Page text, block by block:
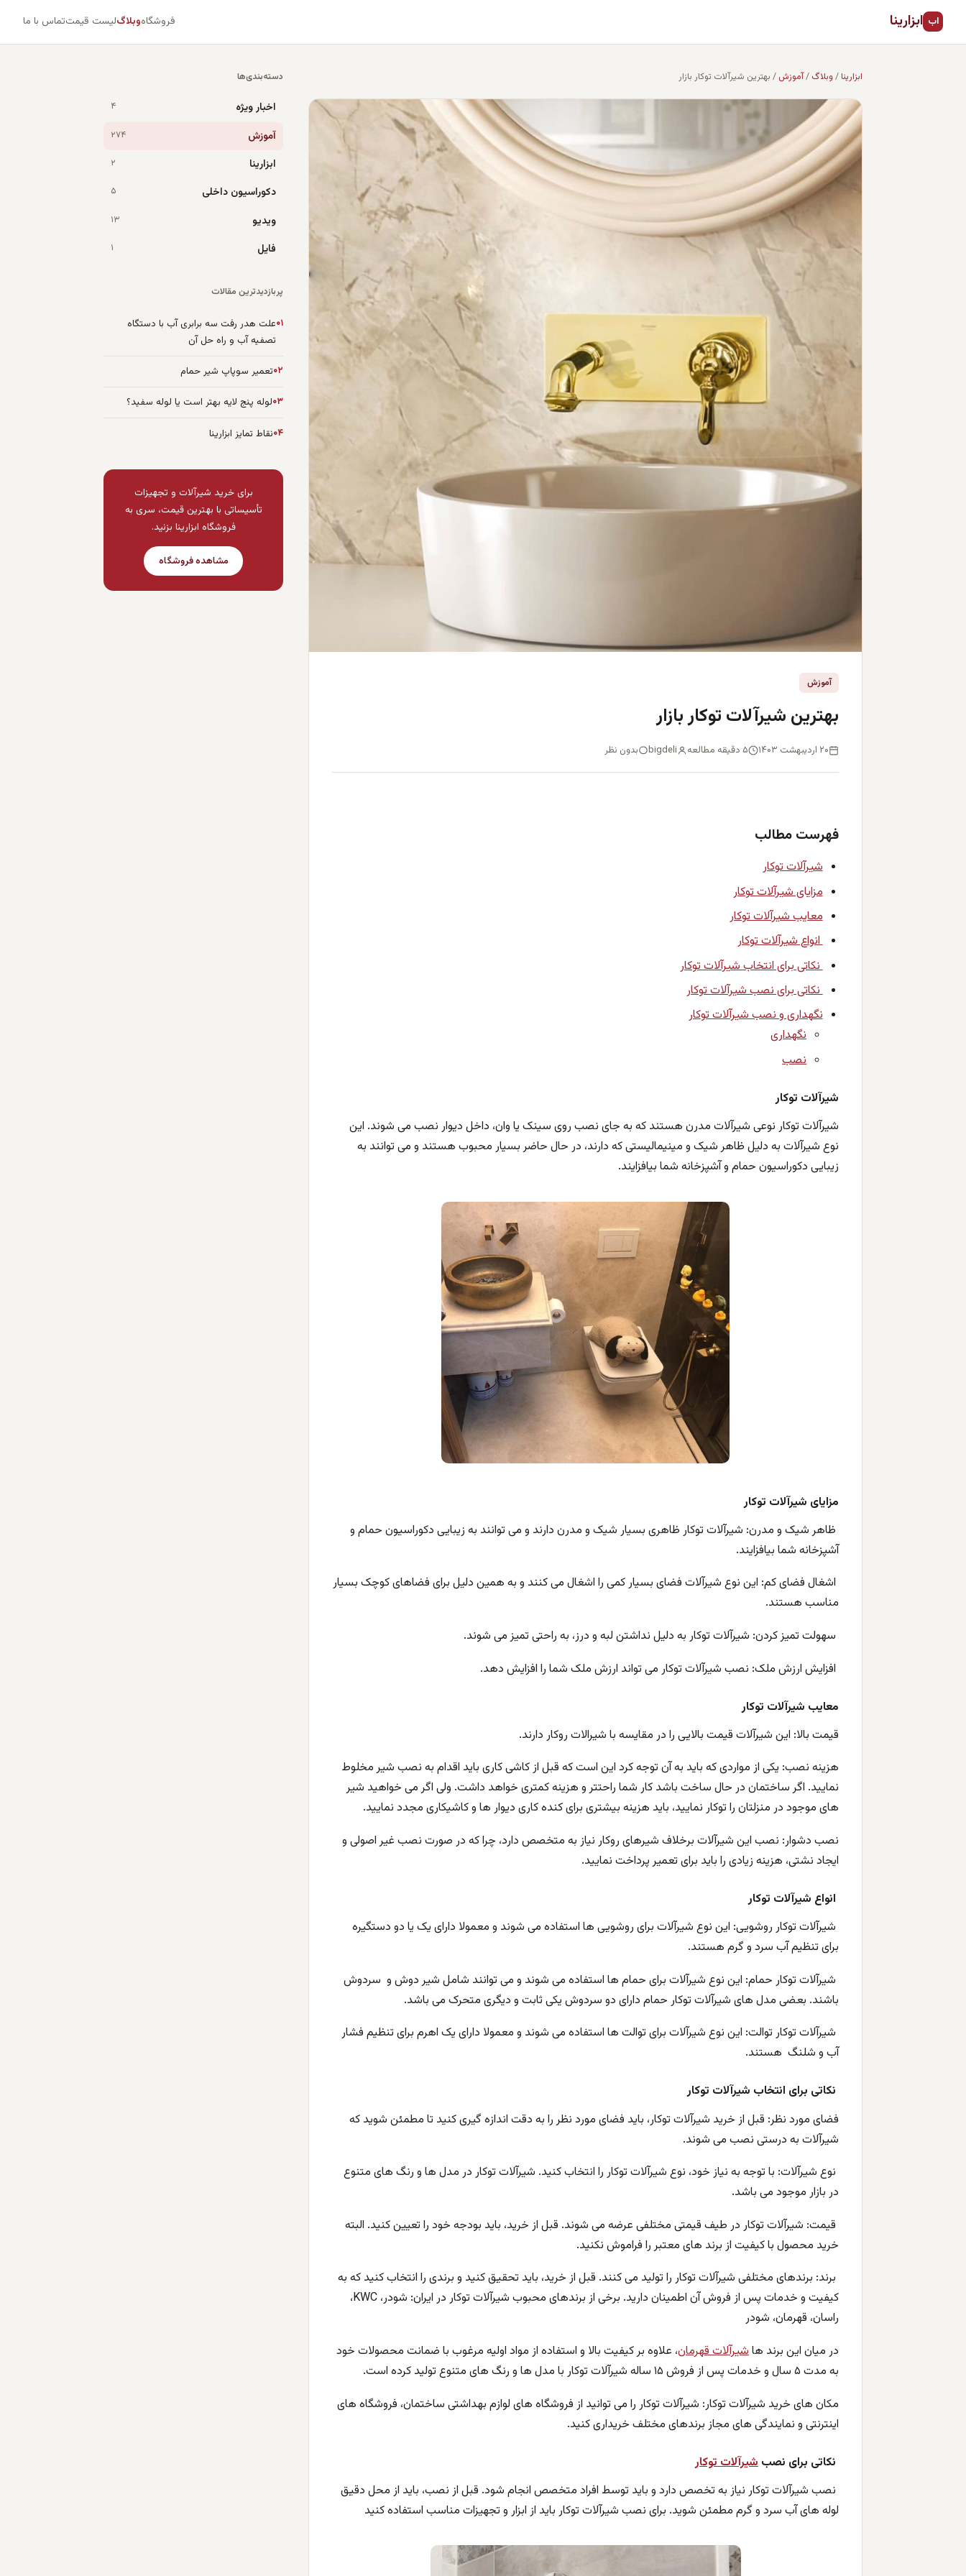
اب ابزارینا فروشگاهوبلاگلیست قیمتتماس با ما
ابزارینا /وبلاگ /آموزش / بهترین شیرآلات توکار بازار
آموزش
بهترین شیرآلات توکار بازار
۲۰ اردیبهشت ۱۴۰۳ ۵ دقیقه مطالعه bigdeli بدون نظر
فهرست مطالب
شیرآلات توکار
مزایای شیرآلات توکار
معایب شیرآلات توکار
انواع شیرآلات توکار
نکاتی برای انتخاب شیرآلات توکار
نکاتی برای نصب شیرآلات توکار
نگهداری و نصب شیرآلات توکار
نگهداری
نصب
شیرآلات توکار
شیرآلات توکار نوعی شیرآلات مدرن هستند که به جای نصب روی سینک یا وان، داخل دیوار نصب می شوند. این
نوع شیرآلات به دلیل ظاهر شیک و مینیمالیستی که دارند، در حال حاضر بسیار محبوب هستند و می توانند به
زیبایی دکوراسیون حمام و آشپزخانه شما بیافزایند.
مزایای شیرآلات توکار
ظاهر شیک و مدرن: شیرآلات توکار ظاهری بسیار شیک و مدرن دارند و می توانند به زیبایی دکوراسیون حمام و
آشپزخانه شما بیافزایند.
اشغال فضای کم: این نوع شیرآلات فضای بسیار کمی را اشغال می کنند و به همین دلیل برای فضاهای کوچک بسیار
مناسب هستند.
سهولت تمیز کردن: شیرآلات توکار به دلیل نداشتن لبه و درز، به راحتی تمیز می شوند.
افزایش ارزش ملک: نصب شیرآلات توکار می تواند ارزش ملک شما را افزایش دهد.
معایب شیرآلات توکار
قیمت بالا: این شیرآلات قیمت بالایی را در مقایسه با شیرالات روکار دارند.
هزینه نصب: یکی از مواردی که باید به آن توجه کرد این است که قبل از کاشی کاری باید اقدام به نصب شیر مخلوط
نمایید. اگر ساختمان در حال ساخت باشد کار شما راحتتر و هزینه کمتری خواهد داشت. ولی اگر می خواهید شیر
های موجود در منزلتان را توکار نمایید، باید هزینه بیشتری برای کنده کاری دیوار ها و کاشیکاری مجدد نمایید.
نصب دشوار: نصب این شیرآلات برخلاف شیرهای روکار نیاز به متخصص دارد، چرا که در صورت نصب غیر اصولی و
ایجاد نشتی، هزینه زیادی را باید برای تعمیر پرداخت نمایید.
انواع شیرآلات توکار
شیرآلات توکار روشویی: این نوع شیرآلات برای روشویی ها استفاده می شوند و معمولا دارای یک یا دو دستگیره
برای تنظیم آب سرد و گرم هستند.
شیرآلات توکار حمام: این نوع شیرآلات برای حمام ها استفاده می شوند و می توانند شامل شیر دوش و سردوش
باشند. بعضی مدل های شیرآلات توکار حمام دارای دو سردوش یکی ثابت و دیگری متحرک می باشد.
شیرآلات توکار توالت: این نوع شیرآلات برای توالت ها استفاده می شوند و معمولا دارای یک اهرم برای تنظیم فشار
آب و شلنگ هستند.
نکاتی برای انتخاب شیرآلات توکار
فضای مورد نظر: قبل از خرید شیرآلات توکار، باید فضای مورد نظر را به دقت اندازه گیری کنید تا مطمئن شوید که
شیرآلات به درستی نصب می شوند.
نوع شیرآلات: با توجه به نیاز خود، نوع شیرآلات توکار را انتخاب کنید. شیرآلات توکار در مدل ها و رنگ های متنوع
در بازار موجود می باشد.
قیمت: شیرآلات توکار در طیف قیمتی مختلفی عرضه می شوند. قبل از خرید، باید بودجه خود را تعیین کنید. البته
خرید محصول با کیفیت از برند های معتبر را فراموش نکنید.
برند: برندهای مختلفی شیرآلات توکار را تولید می کنند. قبل از خرید، باید تحقیق کنید و برندی را انتخاب کنید که به
کیفیت و خدمات پس از فروش آن اطمینان دارید. برخی از برندهای محبوب شیرآلات توکار در ایران:
شودر، KWC،
راسان، قهرمان، شودر
در میان این برند هاشیرآلات قهرمان، علاوه بر کیفیت بالا و استفاده از مواد اولیه مرغوب با ضمانت محصولات خود
به مدت ۵ سال و خدمات پس از فروش ۱۵ ساله شیرآلات توکار با مدل ها و رنگ های متنوع تولید کرده است.
مکان های خرید شیرآلات توکار: شیرآلات توکار را می توانید از فروشگاه های لوازم بهداشتی ساختمان، فروشگاه های
اینترنتی و نمایندگی های مجاز برندهای مختلف خریداری کنید.
نکاتی برای نصب شیرآلات توکار
نصب شیرآلات توکار نیاز به تخصص دارد و باید توسط افراد متخصص انجام شود. قبل از نصب، باید از محل دقیق
لوله های آب سرد و گرم مطمئن شوید. برای نصب شیرآلات توکار باید از ابزار و تجهیزات مناسب استفاده کنید
دسته‌بندی‌ها
اخبار ویژه ۴
آموزش ۲۷۴
ابزارینا ۲
دکوراسیون داخلی ۵
ویدیو ۱۳
فایل ۱
پربازدیدترین مقالات
۰۱علت هدر رفت سه برابری آب با دستگاه
تصفیه آب و راه حل آن
۰۲تعمیر سوپاپ شیر حمام
۰۳لوله پنج لایه بهتر است یا لوله سفید؟
۰۴نقاط تمایز ابزارینا
برای خرید شیرآلات و تجهیزات
تأسیساتی با بهترین قیمت، سری به
فروشگاه ابزارینا بزنید.
مشاهده فروشگاه